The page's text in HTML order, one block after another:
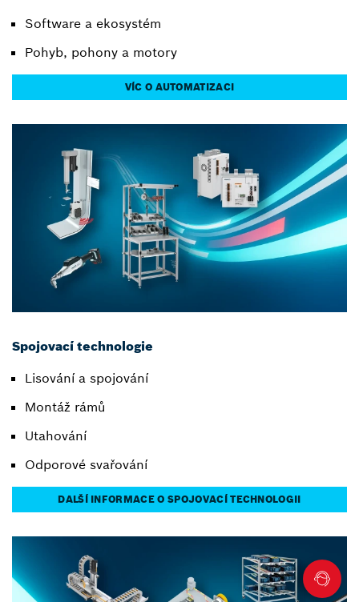
Software a ekosystém
Pohyb, pohony a motory
VÍC O AUTOMATIZACI
Spojovací technologie
Lisování a spojování
Montáž rámů
Utahování
Odporové svařování
DALŠÍ INFORMACE O SPOJOVACÍ TECHNOLOGII